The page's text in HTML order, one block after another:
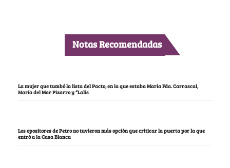
Notas Recomendadas
La mujer que tumbó la lista del Pacto, en la que estaba María Fda. Carrascal,
María del Mar Pizarro y “Lalis
Los opositores de Petro no tuvieron más opción que criticar la puerta por la que
entró a la Casa Blanca